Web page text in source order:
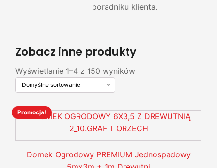
poradniku klienta.
Zobacz inne produkty
Wyświetlanie 1–4 z 150 wyników
Promocja!
Domek Ogrodowy PREMIUM Jednospadowy
Ten
ma
wiele